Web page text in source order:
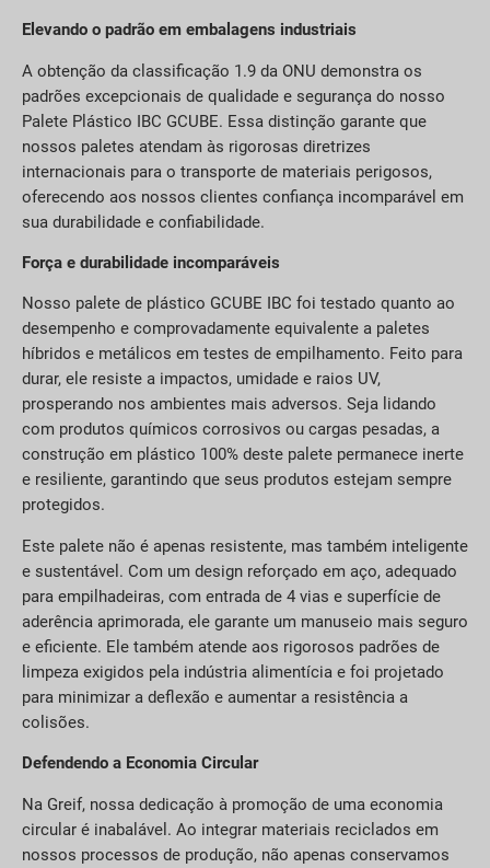
Elevando o padrão em embalagens industriais
A obtenção da classificação 1.9 da ONU demonstra os
padrões excepcionais de qualidade e segurança do nosso
Palete Plástico IBC GCUBE. Essa distinção garante que
nossos paletes atendam às rigorosas diretrizes
internacionais para o transporte de materiais perigosos,
oferecendo aos nossos clientes confiança incomparável em
sua durabilidade e confiabilidade.
Força e durabilidade incomparáveis
Nosso palete de plástico GCUBE IBC foi testado quanto ao
desempenho e comprovadamente equivalente a paletes
híbridos e metálicos em testes de empilhamento. Feito para
durar, ele resiste a impactos, umidade e raios UV,
prosperando nos ambientes mais adversos. Seja lidando
com produtos químicos corrosivos ou cargas pesadas, a
construção em plástico 100% deste palete permanece inerte
e resiliente, garantindo que seus produtos estejam sempre
protegidos.
Este palete não é apenas resistente, mas também inteligente
e sustentável. Com um design reforçado em aço, adequado
para empilhadeiras, com entrada de 4 vias e superfície de
aderência aprimorada, ele garante um manuseio mais seguro
e eficiente. Ele também atende aos rigorosos padrões de
limpeza exigidos pela indústria alimentícia e foi projetado
para minimizar a deflexão e aumentar a resistência a
colisões.
Defendendo a Economia Circular
Na Greif, nossa dedicação à promoção de uma economia
circular é inabalável. Ao integrar materiais reciclados em
nossos processos de produção, não apenas conservamos